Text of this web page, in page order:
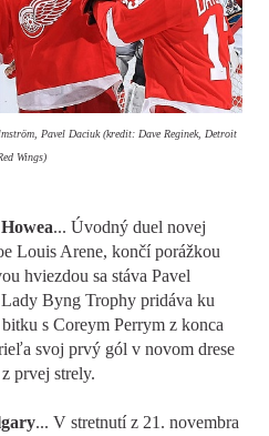
Pavel Daciuk (kredit: Dave Reginek, Detroit
Wings)
... Úvodný duel novej
Louis Arene, končí porážkou
hviezdou sa stáva Pavel
Byng Trophy pridáva ku
s Coreym Perrym z konca
svoj prvý gól v novom drese
prvej strely.
... V stretnutí z 21. novembra